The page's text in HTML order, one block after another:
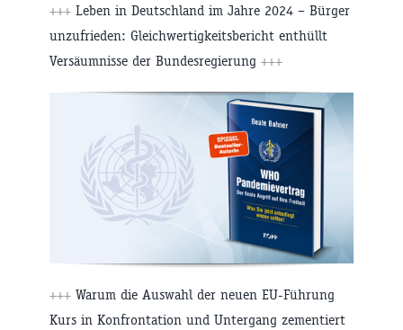
+++ Leben in Deutschland im Jahre 2024 – Bürger
unzufrieden: Gleichwertigkeitsbericht enthüllt
Versäumnisse der Bundesregierung +++
+++ Warum die Auswahl der neuen EU-Führung
Kurs in Konfrontation und Untergang zementiert